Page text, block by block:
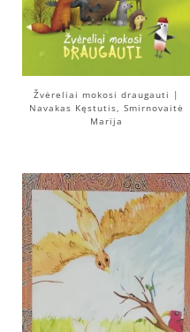
Žvėreliai mokosi draugauti |
Navakas Kęstutis, Smirnovaitė
Marija